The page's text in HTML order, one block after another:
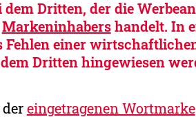
dem Dritten, der die
Markeninhabershandelt. In
Fehlen einer
Dritten hingewiesen
eingetragenen Wortmarke